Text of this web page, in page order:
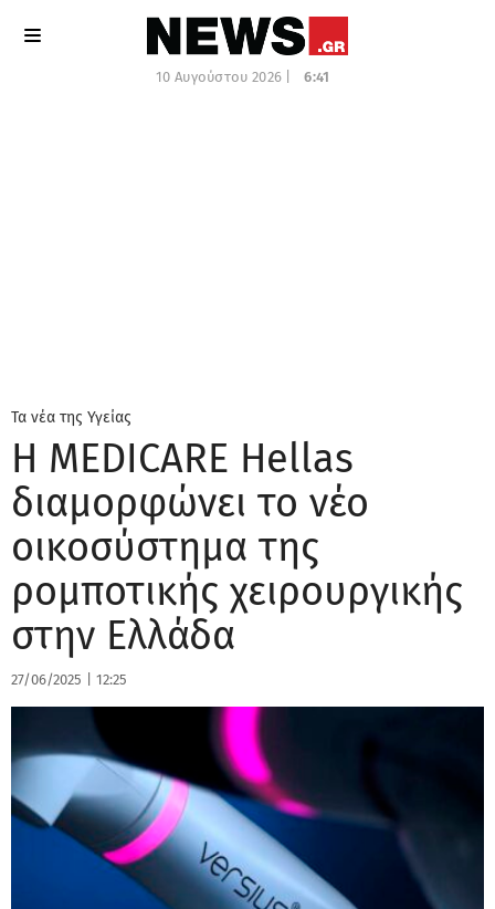
10 Αυγούστου 2026 | 6:41
Τα νέα της Υγείας
Η MEDICARE Hellas
διαμορφώνει το νέο
οικοσύστημα της
ρομποτικής χειρουργικής
στην Ελλάδα
27/06/2025 12:25